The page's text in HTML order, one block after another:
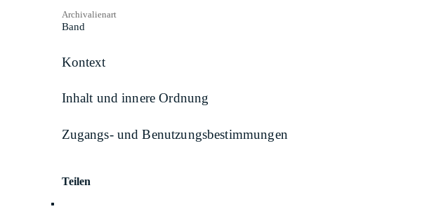
Archivalienart
Band
Kontext
Inhalt und innere Ordnung
Zugangs- und Benutzungsbestimmungen
Teilen